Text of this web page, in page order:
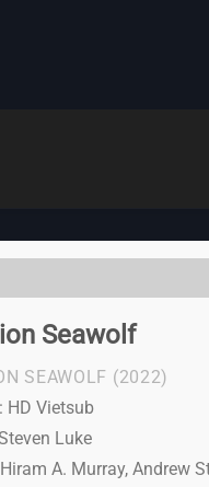
Seawolf
SEAWOLF (2022)
HD Vietsub
Luke
Hiram A. Murray, Andrew